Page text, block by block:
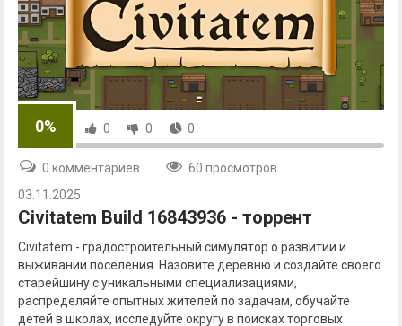
0% 0 0 0
0 комментариев
60 просмотров
03.11.2025
Civitatem Build 16843936 - торрент
Civitatem - градостроительный симулятор о развитии и
выживании поселения. Назовите деревню и создайте своего
старейшину с уникальными специализациями,
распределяйте опытных жителей по задачам, обучайте
детей в школах, исследуйте округу в поисках торговых